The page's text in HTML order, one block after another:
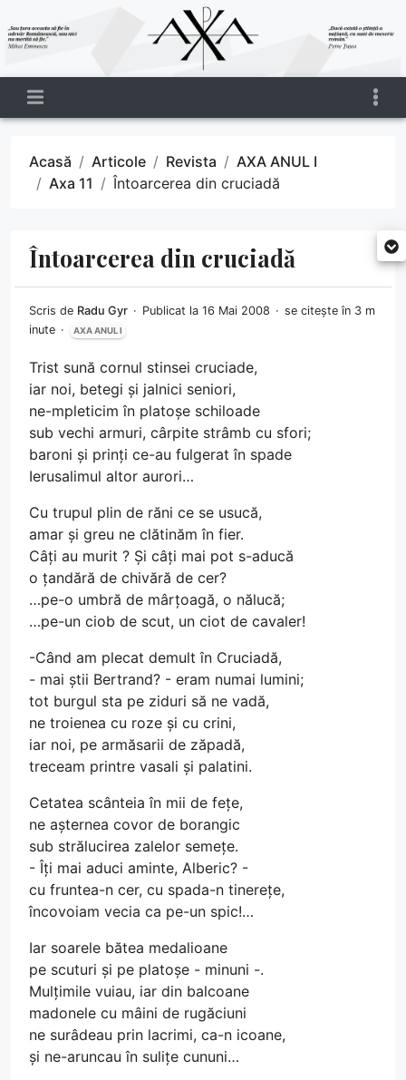
Acasă Articole Revista
AXA ANUL I
Axa 11
Întoarcerea din cruciadă
Întoarcerea din cruciadă
Scris de Radu Gyr Publicat la 16 Mai 2008
se citește în 3 m
inute
AXA ANUL I
Trist sună cornul stinsei cruciade,
iar noi, betegi și jalnici seniori,
ne-mpleticim în platoșe schiloade
sub vechi armuri, cârpite strâmb cu sfori;
baroni și prinți ce-au fulgerat în spade
Ierusalimul altor aurori…
Cu trupul plin de răni ce se usucă,
amar și greu ne clătinăm în fier.
Câți au murit ? Și câți mai pot s-aducă
o țandără de chivără de cer?
…pe-o umbră de mârțoagă, o nălucă;
…pe-un ciob de scut, un ciot de cavaler!
-Când am plecat demult în Cruciadă,
- mai știi Bertrand? - eram numai lumini;
tot burgul sta pe ziduri să ne vadă,
ne troienea cu roze și cu crini,
iar noi, pe armăsarii de zăpadă,
treceam printre vasali și palatini.
Cetatea scânteia în mii de fețe,
ne așternea covor de borangic
sub strălucirea zalelor semețe.
- Îți mai aduci aminte, Alberic? -
cu fruntea-n cer, cu spada-n tinerețe,
încovoiam vecia ca pe-un spic!…
Iar soarele bătea medalioane
pe scuturi și pe platoșe - minuni -.
Mulțimile vuiau, iar din balcoane
madonele cu mâini de rugăciuni
ne surâdeau prin lacrimi, ca-n icoane,
și ne-aruncau în sulițe cununi…